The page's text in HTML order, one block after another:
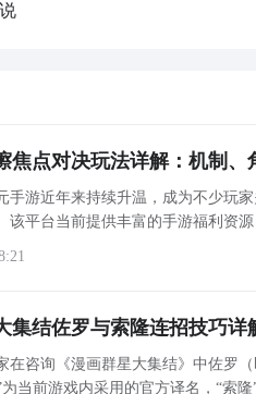
焦点对决玩法详解：机制、
手游近年来持续升温，成为不少玩
该平台当前提供丰富的手游福利资
集结佐罗与索隆连招技巧详
在咨询《漫画群星大集结》中佐罗
为当前游戏内采用的官方译名，“